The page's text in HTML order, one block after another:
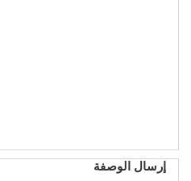
إرسال الوصفة